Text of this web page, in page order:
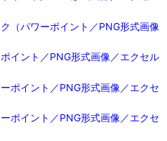
（パワーポイント／PNG形式画像
イント／PNG形式画像／エクセル
ポイント／PNG形式画像／エクセ
ポイント／PNG形式画像／エクセ